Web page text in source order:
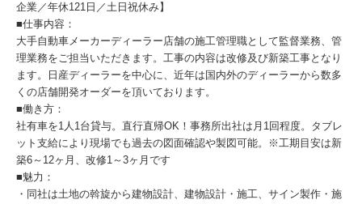
企業／年休121日／土日祝休み】
■仕事内容：
大手自動車メーカーディーラー店舗の施工管理職として監督業務、管
理業務をご担当いただきます。工事の内容は改修及び新築工事となり
ます。日産ディーラーを中心に、近年は国内外のディーラーから数多
くの店舗開発オーダーを頂いております。
■働き方：
社有車を1人1台貸与。直行直帰OK！事務所出社は月1回程度。タブレ
ット支給により現場でも過去の図面確認や製図可能。※工期目安は新
築6～12ヶ月、改修1～3ヶ月です
■魅力：
・同社は土地の斡旋から建物設計、建物設計・施工、サイン製作・施